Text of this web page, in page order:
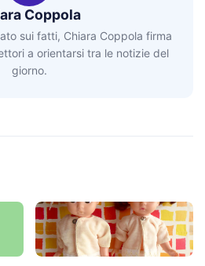
Coppola
sui fatti, Chiara Coppola firma
a orientarsi tra le notizie del
giorno.